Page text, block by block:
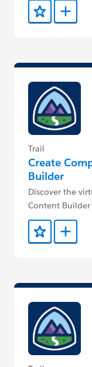
Aggiunto ai
Trail
Create
Builder
Discover the
Content
engagement.
Aggiunto ai